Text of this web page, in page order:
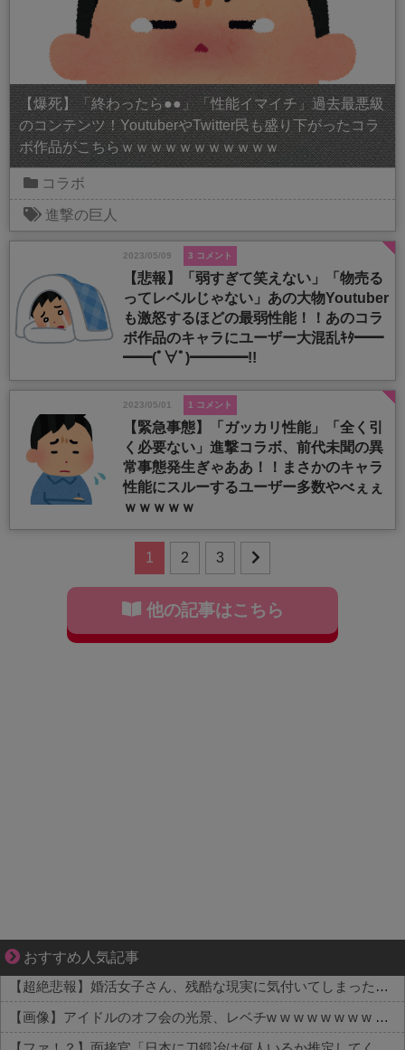
【爆死】「終わったら●●」「性能イマイチ」過去最悪級
のコンテンツ！YoutuberやTwitter民も盛り下がったコラ
ボ作品がこちらｗｗｗｗｗｗｗｗｗｗｗ
コラボ
進撃の巨人
2023/05/09 3 コメント
【悲報】「弱すぎて笑えない」「物売る
ってレベルじゃない」あの大物Youtuber
も激怒するほどの最弱性能！！あのコラ
ボ作品のキャラにユーザー大混乱ｷﾀ━━
━━(ﾟ∀ﾟ)━━━━!!
2023/05/01 1 コメント
【緊急事態】「ガッカリ性能」「全く引
く必要ない」進撃コラボ、前代未聞の異
常事態発生ぎゃああ！！まさかのキャラ
性能にスルーするユーザー多数やべぇぇ
ｗｗｗｗｗ
1 2 3
他の記事はこちら
おすすめ人気記事
ゾッとして、ほろりとする奇妙な物語。
【超絶悲報】婚活女子さん、残酷な現実に気付いてしまった結果…
【画像】アイドルのオフ会の光景、レベチw w w w w w w w w w w